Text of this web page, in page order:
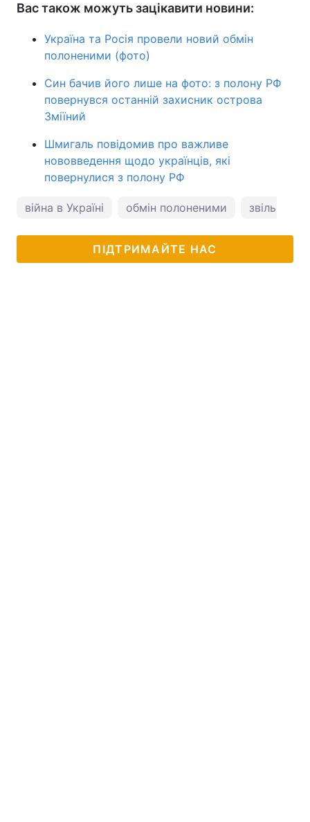
Вас також можуть зацікавити новини:
Україна та Росія провели новий обмін
полоненими (фото)
Син бачив його лише на фото: з полону РФ
повернувся останній захисник острова
Зміїний
Шмигаль повідомив про важливе
нововведення щодо українців, які
повернулися з полону РФ
війна в Україні обмін полоненими
ПІДТРИМАЙТЕ НАС